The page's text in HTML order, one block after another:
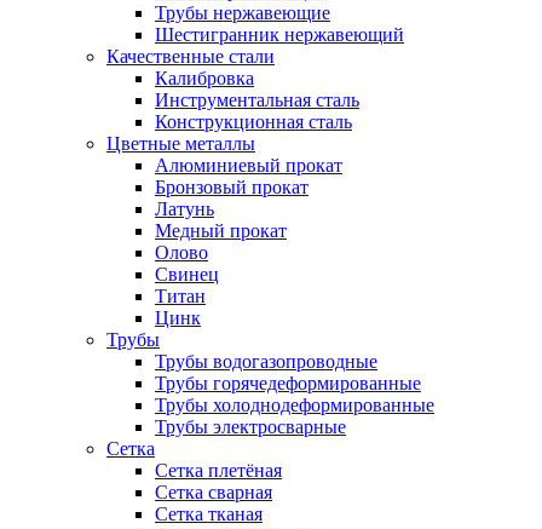
Трубы нержавеющие
Шестигранник нержавеющий
Качественные стали
Калибровка
Инструментальная сталь
Конструкционная сталь
Цветные металлы
Алюминиевый прокат
Бронзовый прокат
Латунь
Медный прокат
Олово
Свинец
Титан
Цинк
Трубы
Трубы водогазопроводные
Трубы горячедеформированные
Трубы холоднодеформированные
Трубы электросварные
Сетка
Сетка плетёная
Сетка сварная
Сетка тканая